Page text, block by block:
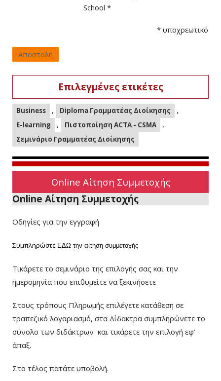
School *
* υποχρεωτικό
Αποστολή
Επιλεγμένες ετικέτες
Business , Diploma Γραμματέας Διοίκησης ,
E-learning , Πιστοποίηση ACTA - CSMA ,
Σεμινάριο Γραμματέας Διοίκησης
Online Αίτηση Συμμετοχής
Online Αίτηση Συμμετοχής
Οδηγίες για την εγγραφή
Συμπληρώστε ΕΔΩ την αίτηση συμμετοχής
Τικάρετε το σεμινάριο της επιλογής σας και την
ημερομηνία που επιθυμείτε να ξεκινήσετε
Στους τρόπους Πληρωμής επιλέγετε κατάθεση σε
τραπεζικό λογαριασμό, στα Δίδακτρα συμπληρώνετε το
σύνολο των διδάκτρων και τικάρετε την επιλογή εφ’
άπαξ.
Στο τέλος πατάτε υποβολή.